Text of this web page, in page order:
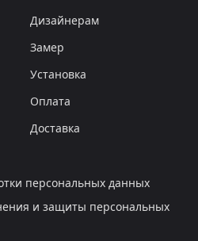
Дизайнерам
Замер
Установка
Оплата
Доставка
персональных данных
и защиты персональных